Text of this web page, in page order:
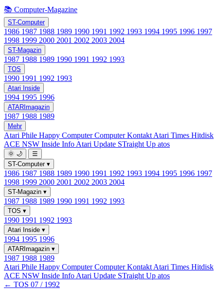
📚 Computer-Magazine
ST-Computer
1986 1987 1988 1989 1990 1991 1992 1993 1994 1995 1996 1997
1998 1999 2000 2001 2002 2003 2004
ST-Magazin
1987 1988 1989 1990 1991 1992 1993
TOS
1990 1991 1992 1993
Atari Inside
1994 1995 1996
ATARImagazin
1987 1988 1989
Mehr
Atari Phile Happy ComputerComputer Kontakt Atari Times Hitdisk
ACE NSW Inside Info Atari Update STraight Up atos
🌞 🌙
☰
ST-Computer ▾
1986 1987 1988 1989 1990 1991 1992 1993 1994 1995 1996 1997
1998 1999 2000 2001 2002 2003 2004
ST-Magazin ▾
1987 1988 1989 1990 1991 1992 1993
TOS ▾
1990 1991 1992 1993
Atari Inside ▾
1994 1995 1996
ATARImagazin ▾
1987 1988 1989
Atari Phile Happy ComputerComputer Kontakt Atari Times Hitdisk
ACE NSW Inside Info Atari Update STraight Up atos
← TOS 07 / 1992